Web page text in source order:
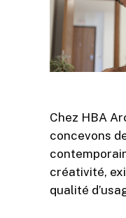
Chez HBA
concevons
créativité,
qualité